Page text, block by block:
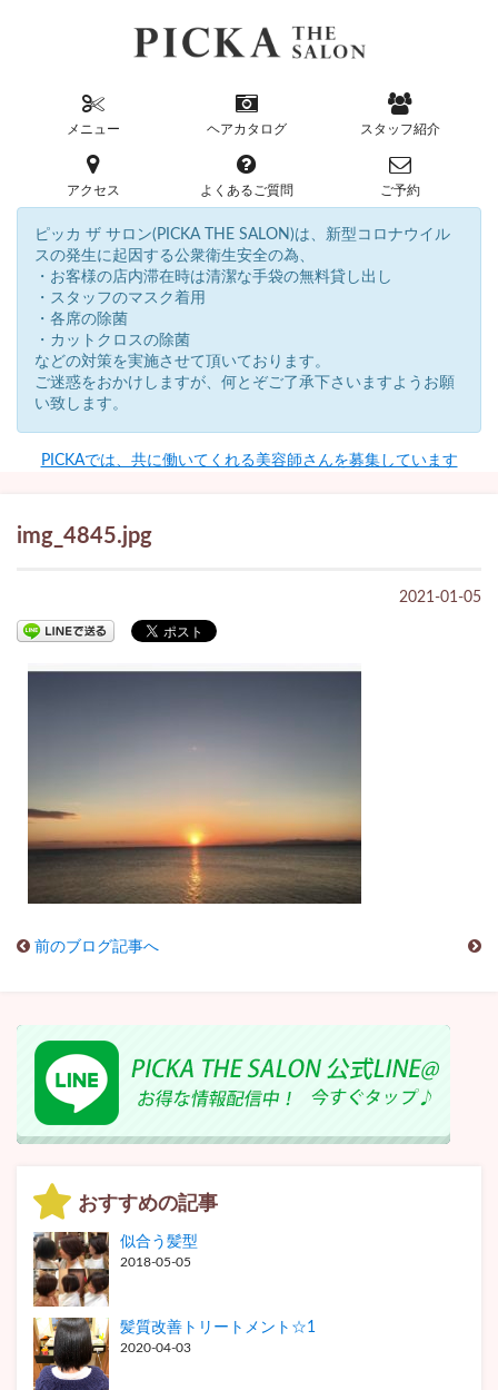
メニュー ヘアカタログ スタッフ紹介
アクセス よくあるご質問 ご予約
ピッカ ザ サロン(PICKA THE SALON)は、新型コロナウイル
スの発生に起因する公衆衛生安全の為、
・お客様の店内滞在時は清潔な手袋の無料貸し出し
・スタッフのマスク着用
・各席の除菌
・カットクロスの除菌
などの対策を実施させて頂いております。
ご迷惑をおかけしますが、何とぞご了承下さいますようお願
い致します。
PICKAでは、共に働いてくれる美容師さんを募集しています
img_4845.jpg
2021-01-05
前のブログ記事へ
おすすめの記事
似合う髪型
2018-05-05
髪質改善トリートメント☆1
2020-04-03